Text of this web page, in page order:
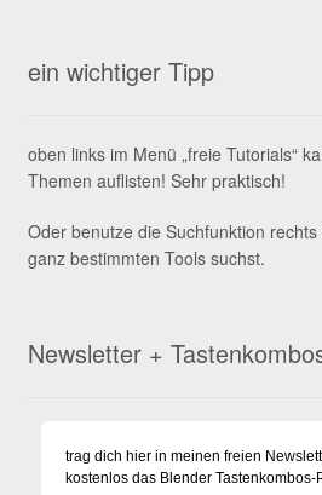
ein wichtiger Tipp
oben links im Menü „freie Tutorials“
Themen auflisten! Sehr praktisch!
Oder benutze die Suchfunktion
ganz bestimmten Tools suchst.
Newsletter +
trag dich hier in meinen freien
kostenlos das Blender Tastenkombos-